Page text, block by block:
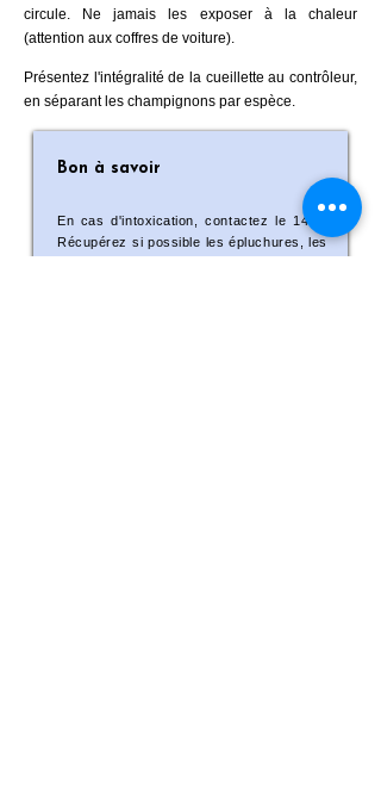
circule. Ne jamais les exposer à la chaleur
(attention aux coffres de voiture).
Présentez l'intégralité de la cueillette au contrôleur,
en séparant les champignons par espèce.
Bon à savoir
En cas d'intoxication, contactez le 144 !
Récupérez si possible les épluchures, les